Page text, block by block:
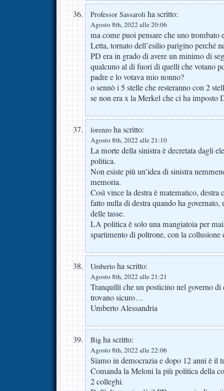
Professor Sassaroli ha scritto:
Agosto 8th, 2022 alle 20:06
ma come puoi pensare che uno trombato
Letta, tornato dell’esilio parigino perché
PD era in grado di avere un minimo di
qualcuno al di fuori di quelli che votano
padre e lo votava mio nonno?
o sennò i 5 stelle che resteranno con 2
se non era x la Merkel che ci ha imposto
lorenzo ha scritto:
Agosto 8th, 2022 alle 21:10
La morte della sinistra è decretata dagli
politica.
Non esiste più un’idea di sinistra
memoria.
Così vince la destra è matematico, destra
fatto nulla di destra quando ha governato,
delle tasse.
LA politica è solo una mangiatoia per
spartimento di poltrone, con la collusione
Umberto ha scritto:
Agosto 8th, 2022 alle 21:21
Tranquilli che un posticino nel governo
trovano sicuro…
Umberto Alessandria
Big ha scritto:
Agosto 8th, 2022 alle 22:06
Siamo in democrazia e dopo 12 anni è il
Comanda la Meloni la più politica della
2 colleghi.